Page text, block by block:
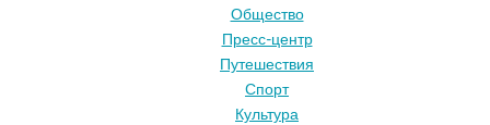
Общество
Пресс-центр
Путешествия
Спорт
Культура